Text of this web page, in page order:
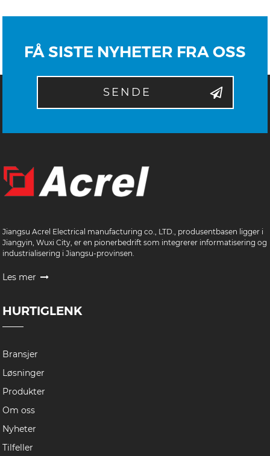
FÅ SISTE NYHETER FRA OSS
SENDE
Jiangsu Acrel Electrical manufacturing co., LTD., produsentbasen ligger i
Jiangyin, Wuxi City, er en pionerbedrift som integrerer informatisering og
industrialisering i Jiangsu-provinsen.
Les mer
HURTIGLENK
Bransjer
Løsninger
Produkter
Om oss
Nyheter
Tilfeller